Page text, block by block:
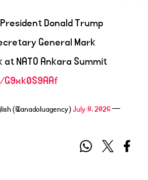
President Donald Trump
General Mark
NATO Ankara Summit
— Anadolu English (@anadoluagency)
July 8, 2026